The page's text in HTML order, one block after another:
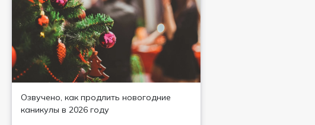
Озвучено, как продлить новогодние
каникулы в 2026 году